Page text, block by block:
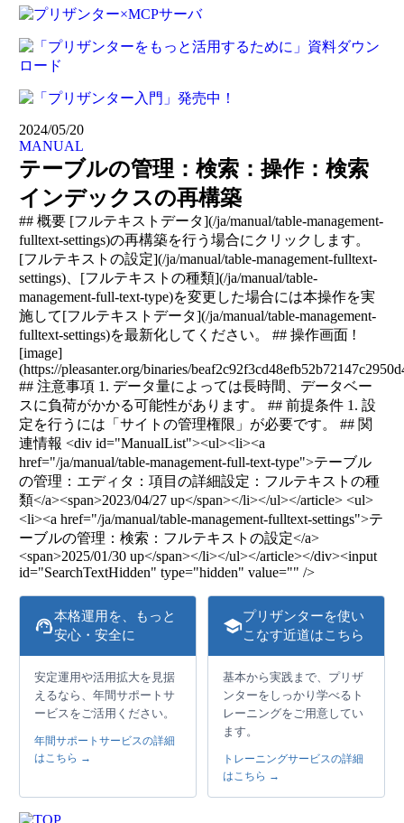
2024/05/20
MANUAL
テーブルの管理：検索：操作：検索
インデックスの再構築
## 概要 [フルテキストデータ](/ja/manual/table-management-
fulltext-settings)の再構築を行う場合にクリックします。
[フルテキストの設定](/ja/manual/table-management-fulltext-
settings)、[フルテキストの種類](/ja/manual/table-
management-full-text-type)を変更した場合には本操作を実
施して[フルテキストデータ](/ja/manual/table-management-
fulltext-settings)を最新化してください。 ## 操作画面 !
[image]
(https://pleasanter.org/binaries/
## 注意事項 1. データ量によっては長時間、データベー
スに負荷がかかる可能性があります。 ## 前提条件 1. 設
定を行うには「サイトの管理権限」が必要です。 ## 関
連情報 <div id="ManualList"><ul><li><a
href="/ja/manual/table-management-full-text-type">テーブル
の管理：エディタ：項目の詳細設定：フルテキストの種
類</a><span>2023/04/27 up</span></li></ul></article> <ul>
<li><a href="/ja/manual/table-management-fulltext-settings">テ
ーブルの管理：検索：フルテキストの設定</a>
<span>2025/01/30 up</span></li></ul></article></div><input
id="SearchTextHidden" type="hidden" value="" />
support_agent本格運用を、もっと
安心・安全に
安定運用や活用拡大を見据
えるなら、年間サポートサ
ービスをご活用ください。
年間サポートサービスの詳細
はこちら →
schoolプリザンターを使い
こなす近道はこちら
基本から実践まで、プリザ
ンターをしっかり学べるト
レーニングをご用意してい
ます。
トレーニングサービスの詳細
はこちら →